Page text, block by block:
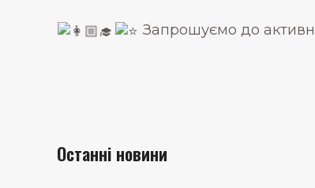
Запрошуємо до
Останні новини